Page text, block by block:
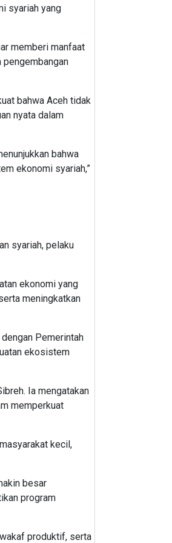
syariah yang
memberi manfaat
bahwa Aceh tidak
nyata dalam
bahwa
ekonomi syariah,”
syariah, pelaku
ekonomi yang
meningkatkan
Pemerintah
ekosistem
Ia mengatakan
memperkuat
kecil,
besar
program
produktif, serta